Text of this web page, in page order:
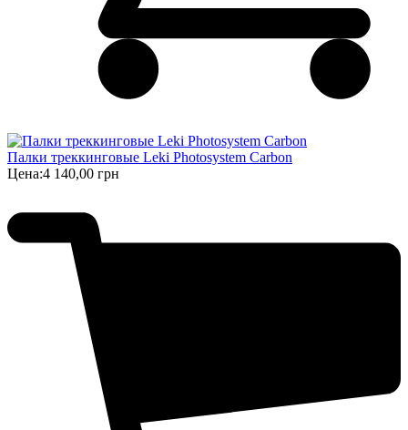
Палки треккинговые Leki Photosystem Carbon
Цена:4 140,00 грн